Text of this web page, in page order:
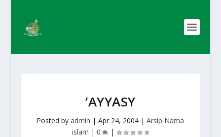
‘AYYASY
Posted byadmin |Apr 24, 2004 |Arsip Nama
islam | 0 |